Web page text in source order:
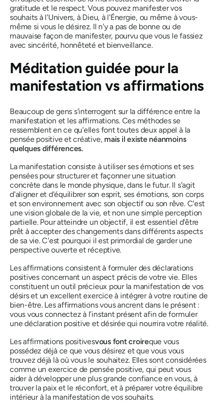
gratitude et le respect. Vous pouvez manifester vos
souhaits à l'Univers, à Dieu, à l'Énergie, ou même à vous-
même si vous le désirez. Il n'y a pas de bonne ou de
mauvaise façon de manifester, pourvu que vous le fassiez
avec sincérité, honnêteté et bienveillance.
Méditation guidée pour la
manifestation vs affirmations
Beaucoup de gens s'interrogent sur la différence entre la
manifestation et les affirmations. Ces méthodes se
ressemblent en ce qu'elles font toutes deux appel à la
pensée positive et créative, mais il existe néanmoins
quelques différences.
La manifestation consiste à utiliser ses émotions et ses
pensées pour structurer et façonner une situation
concrète dans le monde physique, dans le futur. Il s'agit
d'aligner et d'équilibrer son esprit, ses émotions, son corps
et son environnement avec son objectif ou son rêve. C'est
une vision globale de la vie, et non une simple perception
partielle. Pour atteindre un objectif, il est essentiel d'être
prêt à accepter des changements dans différents aspects
de sa vie. C'est pourquoi il est primordial de garder une
perspective ouverte et réceptive.
Les affirmations consistent à formuler des déclarations
positives concernant un aspect précis de votre vie. Elles
constituent un outil précieux pour la manifestation de vos
désirs et un excellent exercice à intégrer à votre routine de
bien-être. Les affirmations vous ancrent dans le présent :
vous vous connectez à l’instant présent afin de formuler
une déclaration positive et désirée qui nourrira votre réalité.
Les affirmations positivesvous font croireque vous
possédez déjà ce que vous désirez et que vous vous
trouvez déjà là où vous le souhaitez. Elles sont considérées
comme un exercice de pensée positive, qui peut vous
aider à développer une plus grande confiance en vous, à
trouver la paix et le réconfort, et à préparer votre équilibre
intérieur à la manifestation de vos souhaits.